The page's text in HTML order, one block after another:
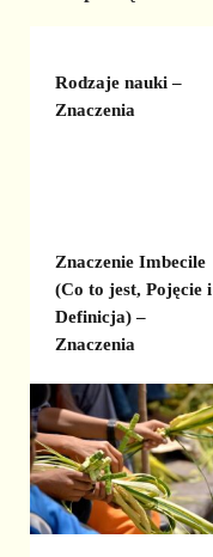
Rodzaje nauki –
Znaczenia
Znaczenie Imbecile
(Co to jest, Pojęcie i
Definicja) –
Znaczenia